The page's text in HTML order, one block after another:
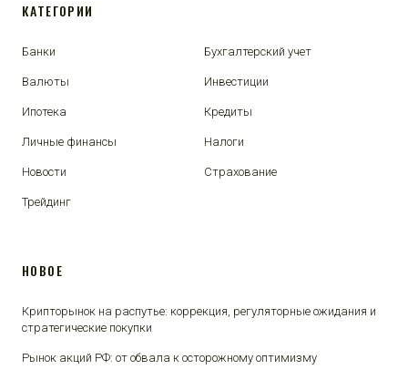
КАТЕГОРИИ
Банки Бухгалтерский учет
Валюты Инвестиции
Ипотека Кредиты
Личные финансы Налоги
Новости Страхование
Трейдинг
НОВОЕ
Крипторынок на распутье: коррекция, регуляторные ожидания и
стратегические покупки
Рынок акций РФ: от обвала к осторожному оптимизму